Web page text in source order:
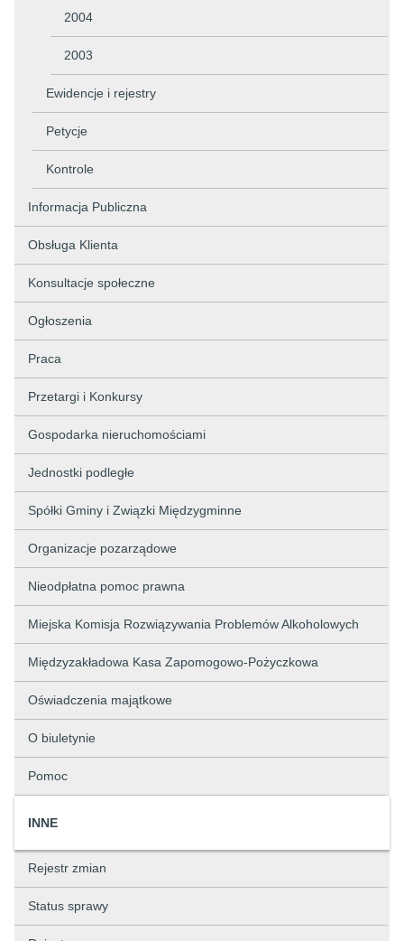
2004
2003
Ewidencje i rejestry
Petycje
Kontrole
Informacja Publiczna
Obsługa Klienta
Konsultacje społeczne
Ogłoszenia
Praca
Przetargi i Konkursy
Gospodarka nieruchomościami
Jednostki podległe
Spółki Gminy i Związki Międzygminne
Organizacje pozarządowe
Nieodpłatna pomoc prawna
Miejska Komisja Rozwiązywania Problemów Alkoholowych
Międzyzakładowa Kasa Zapomogowo-Pożyczkowa
Oświadczenia majątkowe
O biuletynie
Pomoc
INNE
Rejestr zmian
Status sprawy